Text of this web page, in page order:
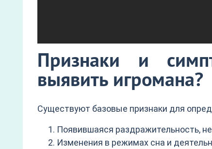
Признаки и
выявить игромана?
Существуют базовые признаки для
Появившаяся раздражительность,
Изменения в режимах сна и